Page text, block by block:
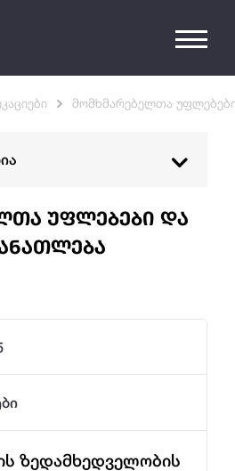
მომხმარებელთა
და გამოცემები
უფლებები და
გამოსვლები
უფლებები და
ზედამხედველობის